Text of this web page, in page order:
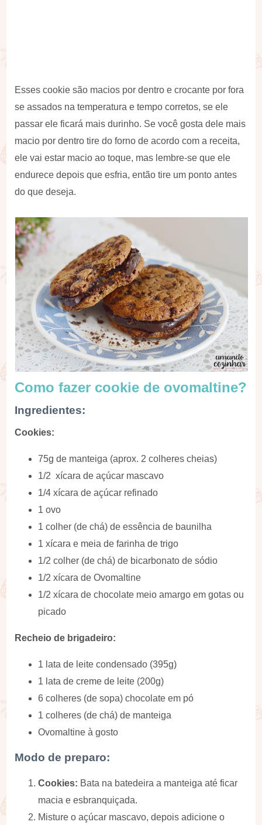
Esses cookie são macios por dentro e crocante por fora
se assados na temperatura e tempo corretos, se ele
passar ele ficará mais durinho. Se você gosta dele mais
macio por dentro tire do forno de acordo com a receita,
ele vai estar macio ao toque, mas lembre-se que ele
endurece depois que esfria, então tire um ponto antes
do que deseja.
Como fazer cookie de ovomaltine?
Ingredientes:
Cookies:
75g de manteiga (aprox. 2 colheres cheias)
1/2 xícara de açúcar mascavo
1/4 xícara de açúcar refinado
1 ovo
1 colher (de chá) de essência de baunilha
1 xícara e meia de farinha de trigo
1/2 colher (de chá) de bicarbonato de sódio
1/2 xícara de Ovomaltine
1/2 xícara de chocolate meio amargo em gotas ou
picado
Recheio de brigadeiro:
1 lata de leite condensado (395g)
1 lata de creme de leite (200g)
6 colheres (de sopa) chocolate em pó
1 colheres (de chá) de manteiga
Ovomaltine à gosto
Modo de preparo:
Cookies: Bata na batedeira a manteiga até ficar
macia e esbranquiçada.
Misture o açúcar mascavo, depois adicione o